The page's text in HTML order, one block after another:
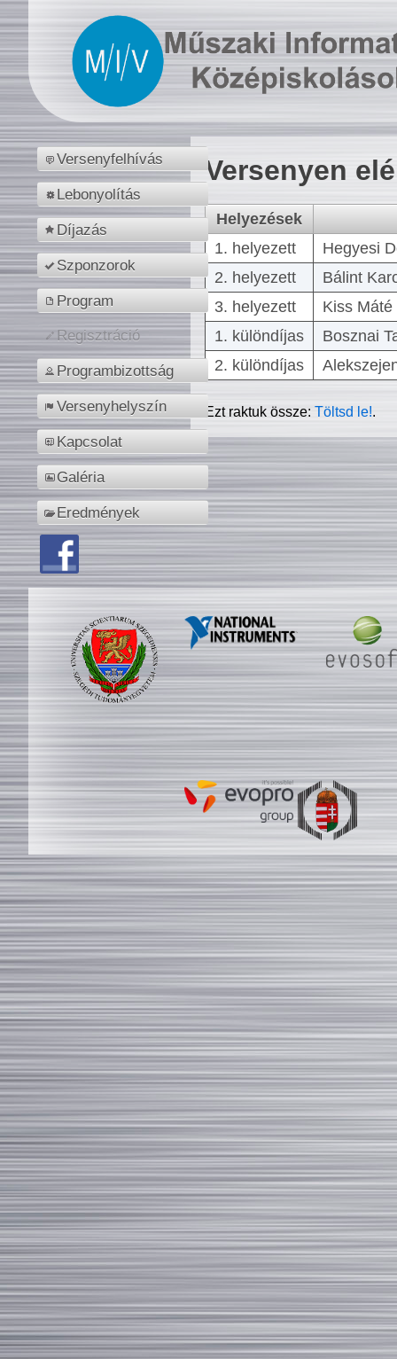
Versenyfelhívás
Lebonyolítás
Díjazás
Szponzorok
Program
Regisztráció
Programbizottság
Versenyhelyszín
Kapcsolat
Galéria
Eredmények
Versenyen
Helyezések
1. helyezett
Hegyesi
2. helyezett
Bálint
3. helyezett
Kiss
1. különdíjas
Bosznai
2. különdíjas
Ezt raktuk össze:Töltsd le!.